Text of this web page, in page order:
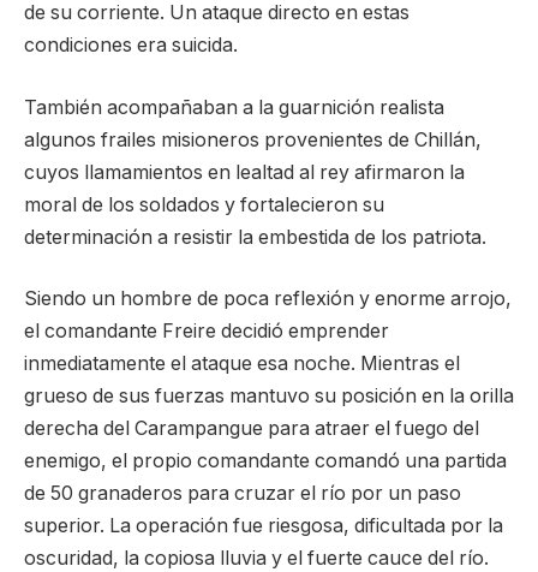
de su corriente. Un ataque directo en estas
condiciones era suicida.
También acompañaban a la guarnición realista
algunos frailes misioneros provenientes de Chillán,
cuyos llamamientos en lealtad al rey afirmaron la
moral de los soldados y fortalecieron su
determinación a resistir la embestida de los patriota.
Siendo un hombre de poca reflexión y enorme arrojo,
el comandante Freire decidió emprender
inmediatamente el ataque esa noche. Mientras el
grueso de sus fuerzas mantuvo su posición en la orilla
derecha del Carampangue para atraer el fuego del
enemigo, el propio comandante comandó una partida
de 50 granaderos para cruzar el río por un paso
superior. La operación fue riesgosa, dificultada por la
oscuridad, la copiosa lluvia y el fuerte cauce del río.